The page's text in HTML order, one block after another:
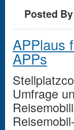
Posted By
APPlaus
APPs
Umfrage